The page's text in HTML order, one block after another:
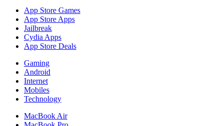
App Store Games
App Store Apps
Jailbreak
Cydia Apps
App Store Deals
Gaming
Android
Internet
Mobiles
Technology
MacBook Air